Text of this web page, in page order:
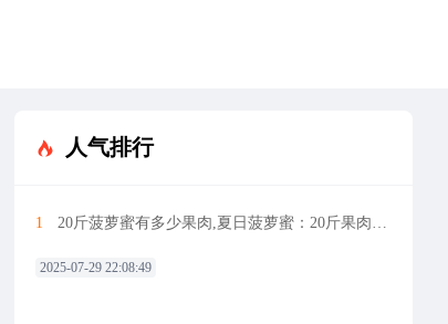
人气排行
1 20斤菠萝蜜有多少果肉,夏日菠萝蜜：20斤果肉量揭秘！
2025-07-29 22:08:49